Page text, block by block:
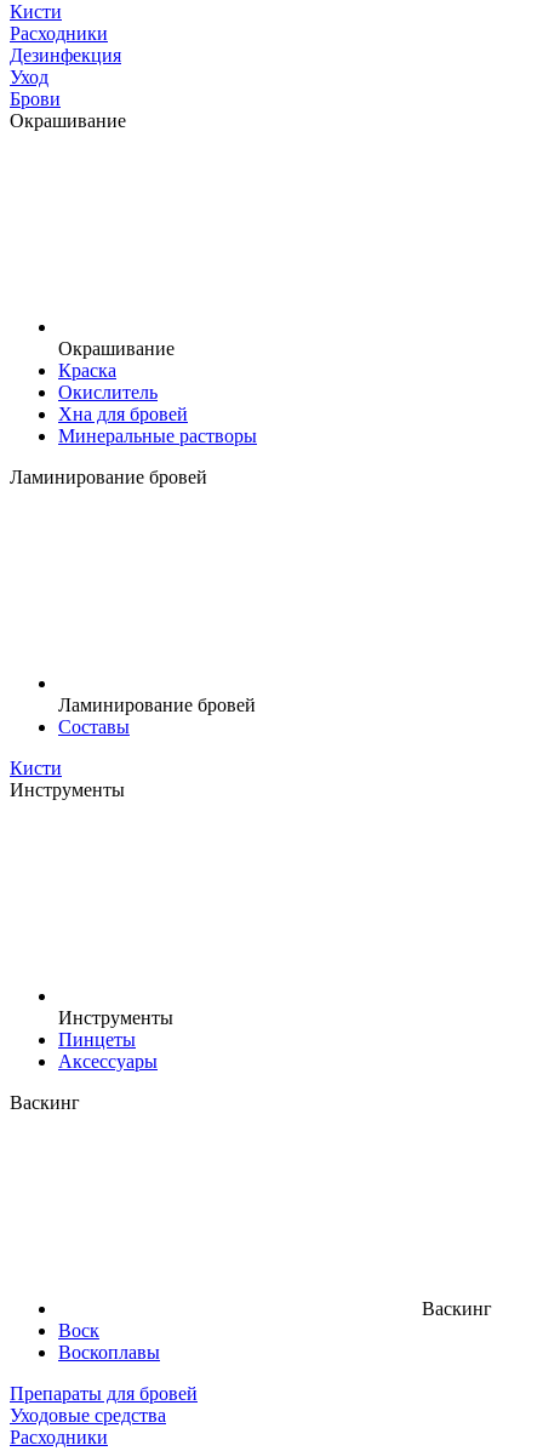
Кисти
Расходники
Дезинфекция
Уход
Брови
Окрашивание
Окрашивание
Краска
Окислитель
Хна для бровей
Минеральные растворы
Ламинирование бровей
Ламинирование бровей
Составы
Кисти
Инструменты
Инструменты
Пинцеты
Аксессуары
Васкинг
Васкинг
Воск
Воскоплавы
Препараты для бровей
Уходовые средства
Расходники